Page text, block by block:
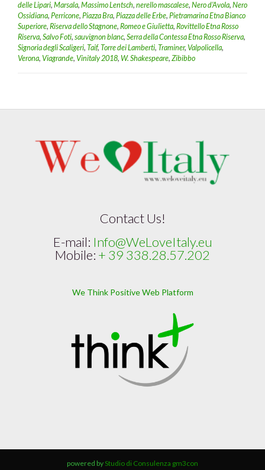
delle Lipari, Marsala, Massimo Lentsch, nerello mascalese, Nero d’Avola, Nero
Ossidiana, Perricone, Piazza Bra, Piazza delle Erbe, Pietramarina Etna Bianco
Superiore, Riserva dello Stagnone, Romeo e Giulietta, Rovittello Etna Rosso
Riserva, Salvo Foti, sauvignon blanc, Serra della Contessa Etna Rosso Riserva,
Signoria degli Scaligeri, Taif, Torre dei Lamberti, Traminer, Valpolicella,
Verona, Viagrande, Vinitaly 2018, W. Shakespeare, Zibibbo
Contact Us!
E-mail: Info@WeLoveItaly.eu
Mobile: + 39 338.28.57.202
We Think Positive Web Platform
powered by Studio di Consulenza gm3con